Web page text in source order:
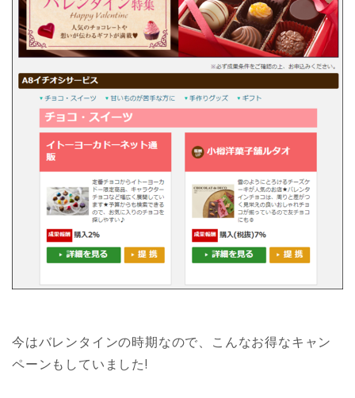
今はバレンタインの時期なので、こんなお得なキャン
ペーンもしていました!